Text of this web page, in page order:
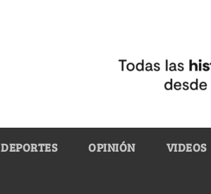
DEPORTES OPINIÓN VIDEOS